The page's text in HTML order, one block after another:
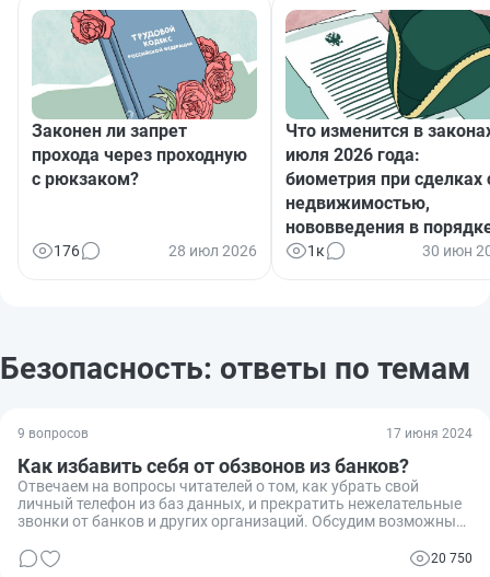
Законен ли запрет
прохода через проходную
с рюкзаком?
176 28 июл 2026
Что изменится в
июля 2026 года:
биометрия при сделках
недвижимостью,
нововведения в
назначения детских
1к 30 июн
Безопасность: ответы по темам
9 вопросов 17 июня 2024
Как избавить себя от обзвонов из банков?
Отвечаем на вопросы читателей о том, как убрать свой
личный телефон из баз данных, и прекратить нежелательные
звонки от банков и других организаций. Обсудим возможные
читателей и экспертов.
20 750